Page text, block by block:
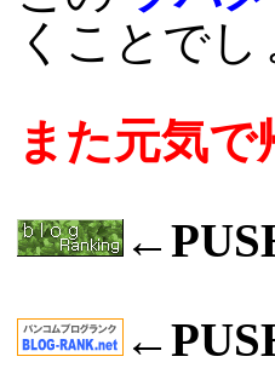
くことで
また元気